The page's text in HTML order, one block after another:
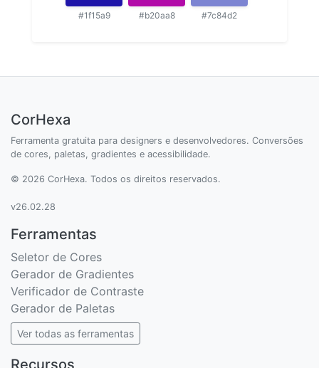
#1f15a9 #b20aa8 #7c84d2
CorHexa
Ferramenta gratuita para designers e desenvolvedores. Conversões
de cores, paletas, gradientes e acessibilidade.
© 2026 CorHexa. Todos os direitos reservados.
v26.02.28
Ferramentas
Seletor de Cores
Gerador de Gradientes
Verificador de Contraste
Gerador de Paletas
Ver todas as ferramentas
Recursos